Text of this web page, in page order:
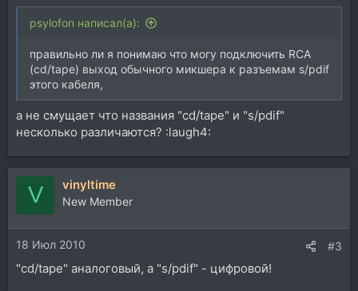
psylofon написал(а):
правильно ли я понимаю что могу подключить RCA
(cd/tape) выход обычного микшера к разъемам s/pdif
этого кабеля,
а не смущает что названия "cd/tape" и "s/pdif"
несколько различаются? :laugh4:
V vinyltime
New Member
18 Июл 2010 #3
"cd/tape" аналоговый, а "s/pdif" - цифровой!